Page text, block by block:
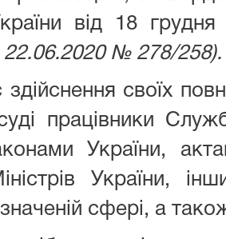
України від 18
22.06.2020 № 278/258).
здійснення своїх
працівники
України,
України,
сфері, а